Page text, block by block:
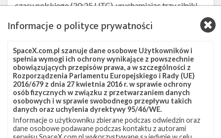
czasu polskiego (20:25 UTC), uruchamiając trzy silniki
wznoszenia na wysokość 10 km. Ostatni silnik przestał
rozpoczął opadanie w pozycji poziomej, kontrolując
orientację przy użyciu powierzchni aerodynamicznych.
Niestety po raz kolejny lądowanie nie powiodło się. Tym
razem podczas manewru obrotu do pozycji poziomej tuż
przed lądowaniem nie uruchomił się jeden z silników
Raptor. W efekcie pojazd uderzył w powierzchnię i
Informacje o polityce prywatności
SpaceX.com.pl szanuje dane osobowe Użytkowników i
spełnia wymogi ich ochrony wynikające z powszechnie
obowiązujących przepisów prawa, a w szczególności z
Rozporządzenia Parlamentu Europejskiego i Rady (UE)
2016/679 z dnia 27 kwietnia 2016 r. w sprawie ochrony
osób fizycznych w związku z przetwarzaniem danych
osobowych i w sprawie swobodnego przepływu takich
danych oraz uchylenia dyrektywy 95/46/WE.
Informacje o użytkowniku zbierane podczas odwiedzin oraz
dane osobowe podawane podczas kontaktu z autorami